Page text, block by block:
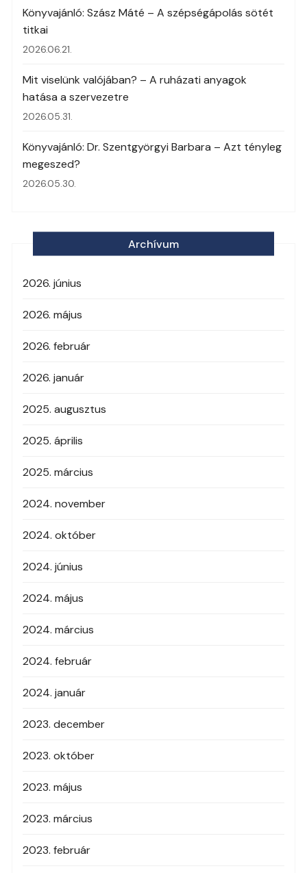
Könyvajánló: Szász Máté – A szépségápolás sötét
titkai
2026.06.21.
Mit viselünk valójában? – A ruházati anyagok
hatása a szervezetre
2026.05.31.
Könyvajánló: Dr. Szentgyörgyi Barbara – Azt tényleg
megeszed?
2026.05.30.
Archívum
2026. június
2026. május
2026. február
2026. január
2025. augusztus
2025. április
2025. március
2024. november
2024. október
2024. június
2024. május
2024. március
2024. február
2024. január
2023. december
2023. október
2023. május
2023. március
2023. február